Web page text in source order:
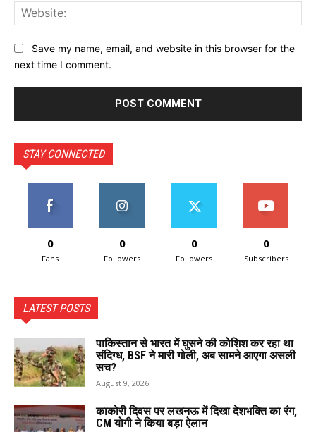
Save my name, email, and website in this browser for the
next time I comment.
STAY CONNECTED
0
Fans
0
Followers
0
Followers
0
Subscribers
LATEST POSTS
पाकिस्तान से भारत में घुसने की कोशिश कर रहा था
संदिग्ध, BSF ने मारी गोली, अब सामने आएगा असली
सच?
August 9, 2026
काकोरी दिवस पर लखनऊ में दिखा देशभक्ति का रंग,
CM योगी ने किया बड़ा ऐलान